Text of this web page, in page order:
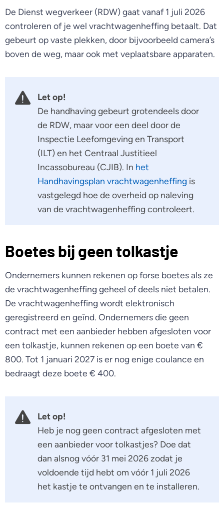
De Dienst wegverkeer (RDW) gaat vanaf 1 juli 2026
controleren of je wel vrachtwagenheffing betaalt. Dat
gebeurt op vaste plekken, door bijvoorbeeld camera’s
boven de weg, maar ook met veplaatsbare apparaten.
Let op!
De handhaving gebeurt grotendeels door
de RDW, maar voor een deel door de
Inspectie Leefomgeving en Transport
(ILT) en het Centraal Justitieel
Incassobureau (CJIB). In het
Handhavingsplan vrachtwagenheffing is
vastgelegd hoe de overheid op naleving
van de vrachtwagenheffing controleert.
Boetes bij geen tolkastje
Ondernemers kunnen rekenen op forse boetes als ze
de vrachtwagenheffing geheel of deels niet betalen.
De vrachtwagenheffing wordt elektronisch
geregistreerd en geïnd. Ondernemers die geen
contract met een aanbieder hebben afgesloten voor
een tolkastje, kunnen rekenen op een boete van €
800. Tot 1 januari 2027 is er nog enige coulance en
bedraagt deze boete € 400.
Let op!
Heb je nog geen contract afgesloten met
een aanbieder voor tolkastjes? Doe dat
dan alsnog vóór 31 mei 2026 zodat je
voldoende tijd hebt om vóór 1 juli 2026
het kastje te ontvangen en te installeren.